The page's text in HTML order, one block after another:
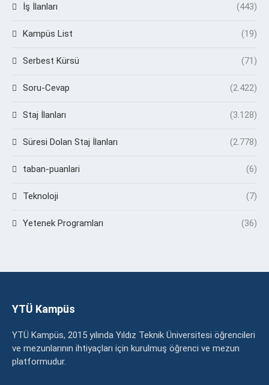
İş İlanları (443)
Kampüs List (19)
Serbest Kürsü (71)
Soru-Cevap (2.422)
Staj İlanları (3.128)
Süresi Dolan Staj İlanları (2.778)
taban-puanlari (6)
Teknoloji (7)
Yetenek Programları (36)
YTÜ Kampüs
YTÜ Kampüs, 2015 yılında Yıldız Teknik Üniversitesi öğrencileri
ve mezunlarının ihtiyaçları için kurulmuş öğrenci ve mezun
platformudur.